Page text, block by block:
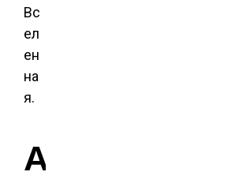
Вс
ел
ен
на
я.
А